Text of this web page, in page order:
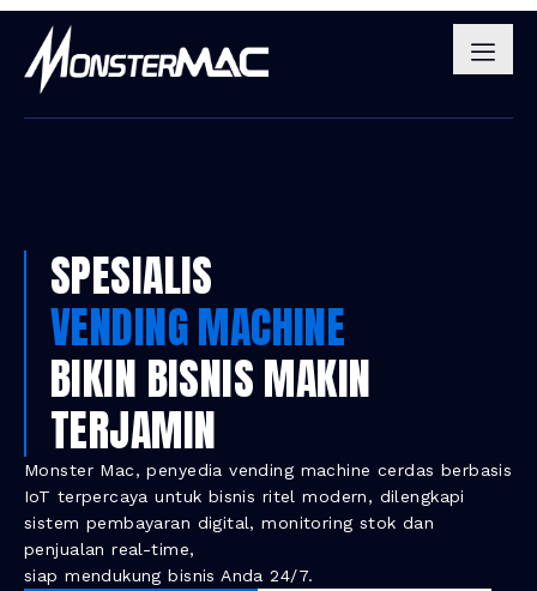
SPESIALIS
VENDING MACHINE
BIKIN BISNIS MAKIN
TERJAMIN
Monster Mac, penyedia vending machine cerdas berbasis
IoT terpercaya untuk bisnis ritel modern, dilengkapi
sistem pembayaran digital, monitoring stok dan
penjualan real-time,
siap mendukung bisnis Anda 24/7.